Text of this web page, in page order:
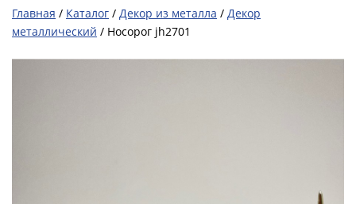
Главная / Каталог / Декор из металла / Декор
металлический / Носорог jh2701